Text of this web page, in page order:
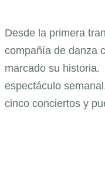
Desde la primera
compañía de danza
marcado su historia.
espectáculo
cinco conciertos y